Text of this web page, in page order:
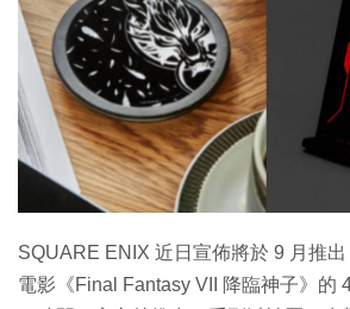
SQUARE ENIX 近日宣佈將於 9 月推
電影《Final Fantasy VII 降臨神子》的